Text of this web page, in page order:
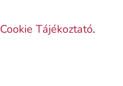
Cookie Tájékoztató.